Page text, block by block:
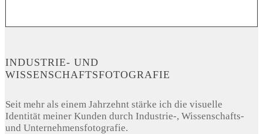
INDUSTRIE- UND
WISSENSCHAFTSFOTOGRAFIE
Seit mehr als einem Jahrzehnt stärke ich die visuelle
Identität meiner Kunden durch Industrie-, Wissenschafts-
und Unternehmensfotografie.